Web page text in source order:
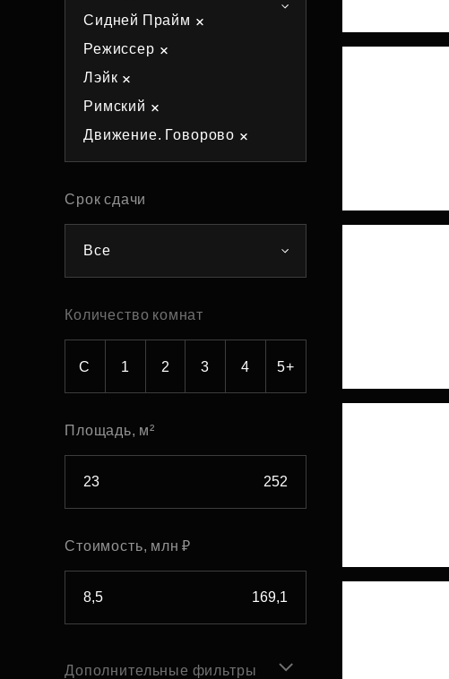
Рефинансирование
Сидней Прайм
Режиссер
Лэйк
Римский
Движение. Говорово
Срок сдачи
Все
Количество комнат
С 1 2 3 4 5+
Площадь, м²
Стоимость, млн ₽
Дополнительные фильтры